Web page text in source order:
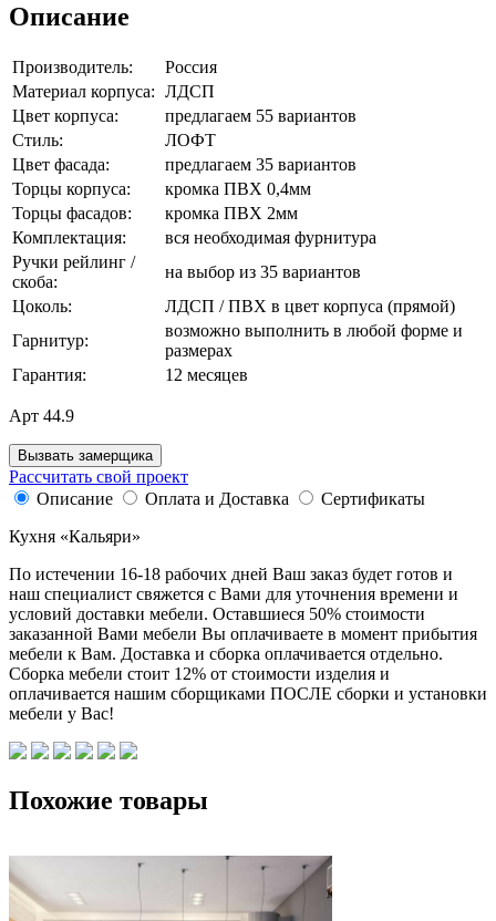
Описание
Производитель:
Россия
Материал корпуса: ЛДСП
Цвет корпуса:
предлагаем 55 вариантов
Стиль:
ЛОФТ
Цвет фасада:
предлагаем 35 вариантов
Торцы корпуса:
кромка ПВХ 0,4мм
Торцы фасадов:
кромка ПВХ 2мм
Комплектация:
вся необходимая фурнитура
Ручки рейлинг /
скоба:
на выбор из 35 вариантов
Цоколь:
ЛДСП / ПВХ в цвет корпуса (прямой)
Гарнитур:
возможно выполнить в любой форме и
размерах
Гарантия:
12 месяцев
Арт 44.9
Вызвать замерщика
Рассчитать свой проект
Описание
Оплата и Доставка
Сертификаты
Кухня «Кальяри»
По истечении 16-18 рабочих дней Ваш заказ будет готов и
наш специалист свяжется с Вами для уточнения времени и
условий доставки мебели. Оставшиеся 50% стоимости
заказанной Вами мебели Вы оплачиваете в момент прибытия
мебели к Вам. Доставка и сборка оплачивается отдельно.
Сборка мебели стоит 12% от стоимости изделия и
оплачивается нашим сборщиками ПОСЛЕ сборки и установки
мебели у Вас!
Похожие товары